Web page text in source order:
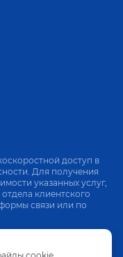
доступ в
Для получения
указанных услуг,
клиентского
связи или по